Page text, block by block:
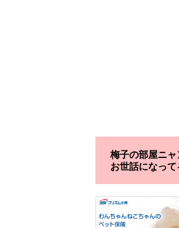
梅子の部屋ニ
お世話になっ